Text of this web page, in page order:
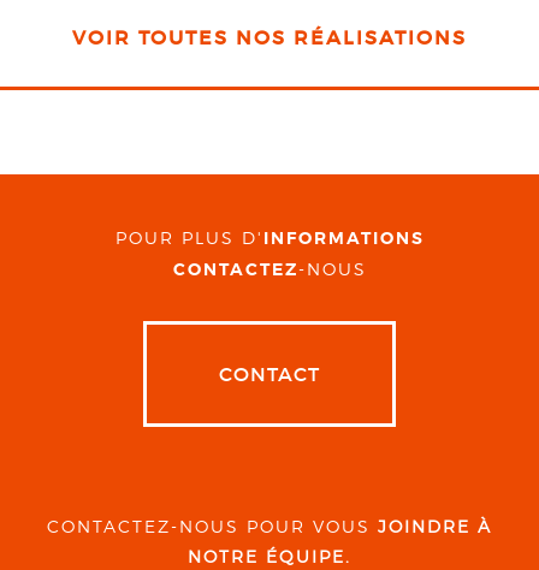
VOIR TOUTES NOS RÉALISATIONS
POUR PLUS D' INFORMATIONS
CONTACTEZ-NOUS
CONTACT
CONTACTEZ-NOUS POUR VOUS JOINDRE À
NOTRE ÉQUIPE.